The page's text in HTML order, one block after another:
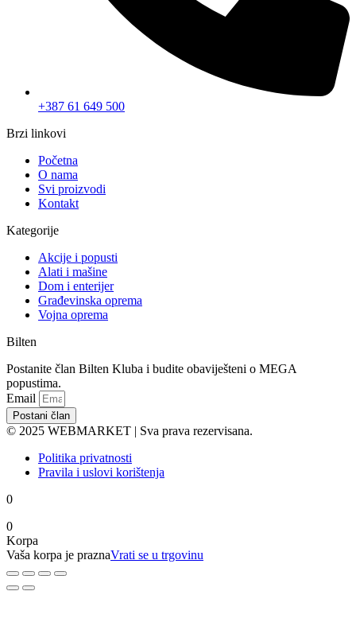
+387 61 649 500
Brzi linkovi
Početna
O nama
Svi proizvodi
Kontakt
Kategorije
Akcije i popusti
Alati i mašine
Dom i enterijer
Građevinska oprema
Vojna oprema
Bilten
Postanite član Bilten Kluba i budite obaviješteni o MEGA
popustima.
Email
Postani član
© 2025 WEBMARKET | Sva prava rezervisana.
Politika privatnosti
Pravila i uslovi korištenja
0
0
Korpa
Vaša korpa je praznaVrati se u trgovinu